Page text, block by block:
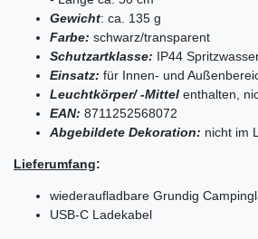
Gewicht: ca. 135 g
Farbe: schwarz/transparent
Schutzartklasse: IP44
Einsatz: für Innen- und
Leuchtkörper/ -Mittel enthalten,
EAN: 8711252568072
Abgebildete Dekoration: nicht im
Lieferumfang:
wiederaufladbare Grundig
USB-C Ladekabel